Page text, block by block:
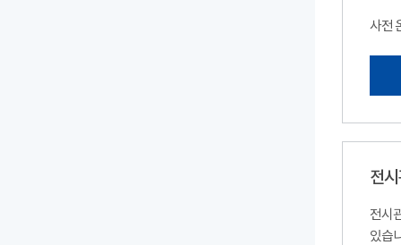
사전
전
전시
있습